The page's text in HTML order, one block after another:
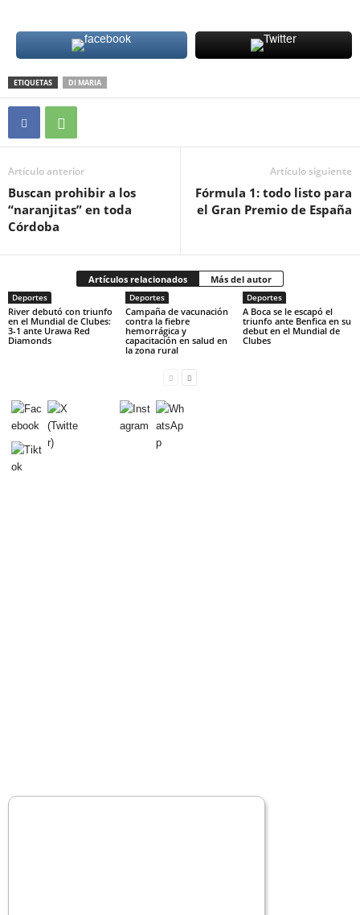
ETIQUETAS DI MARIA
Artículo anterior
Buscan prohibir a los
“naranjitas” en toda
Córdoba
Artículo siguiente
Fórmula 1: todo listo para
el Gran Premio de España
Artículos relacionados Más del autor
Deportes
River debutó con triunfo
en el Mundial de Clubes:
3-1 ante Urawa Red
Diamonds
Deportes
Campaña de vacunación
contra la fiebre
hemorrágica y
capacitación en salud en
la zona rural
Deportes
A Boca se le escapó el
triunfo ante Benfica en su
debut en el Mundial de
Clubes